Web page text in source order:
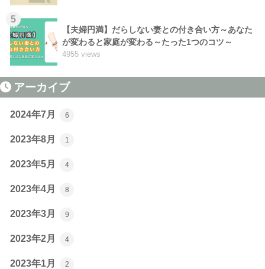
5
【夫婦円満】だらしない妻との付き合い方～あなた
が変わると家庭が変わる～たった1つのコツ～
4955 views
アーカイブ
2024年7月 6
2023年8月 1
2023年5月 4
2023年4月 8
2023年3月 9
2023年2月 4
2023年1月 2